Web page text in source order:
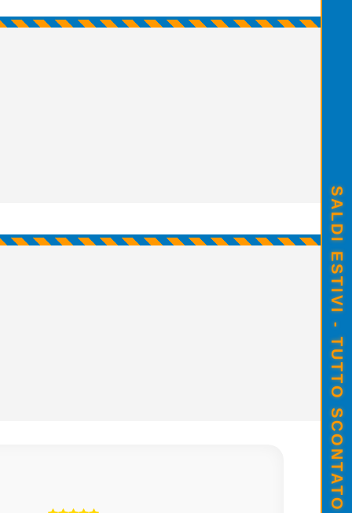
SALDI ESTIVI - TUTTO SCONTATO